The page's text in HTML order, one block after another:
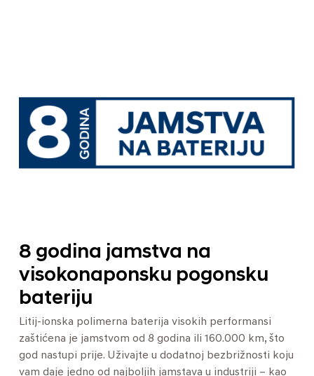
8 godina jamstva na
visokonaponsku pogonsku
bateriju
Litij-ionska polimerna baterija visokih performansi
zaštićena je jamstvom od 8 godina ili 160.000 km, što
god nastupi prije. Uživajte u dodatnoj bezbrižnosti koju
vam daje jedno od najboljih jamstava u industriji – kao